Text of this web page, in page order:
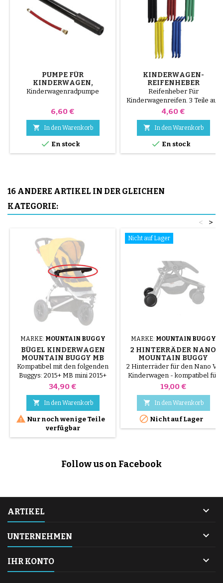
PUMPE FÜR
KINDERWAGEN,
FAHRRAD, ROLLER
Kinderwagenradpumpe
Preis
6,60 €
 In den Warenkorb
 En stock
KINDERWAGEN-
REIFENHEBER
ZUFALLSFARBE 1 SATZ
VON 3 STÜCK
Reifenheber Für
Kinderwagenreifen. 3 Teile aus
hochwertigem Kunststoff,
gelb und blau oder 3 Teile aus
Stahl ( grau ) Die Montage des
Reifens erfolgt ohne Werkzeug
und nur mit der Hand, so dass
Preis
4,60 €
 In den Warenkorb
 En stock
16 ANDERE ARTIKEL IN DER GLEICHEN
KATEGORIE:
>
<
MARKE: MOUNTAIN BUGGY
BÜGEL KINDERWAGEN
MOUNTAIN BUGGY MB
MINI & SWIFT 2015+
Kompatibel mit den folgenden
Buggys: 2015+ MB mini 2015+
swift™
Preis
34,90 €
 In den Warenkorb
 Nur noch wenige Teile
verfügbar
Nicht auf Lager
MARKE: MOUNTAIN BUGGY
2 HINTERRÄDER NANO
MOUNTAIN BUGGY
KINDERWAGEN
2 Hinterräder für den Nano V3
Kinderwagen - kompatibel für
den Nano V1, V2
Preis
19,00 €
 In den Warenkorb
 Nicht auf Lager
Follow us on Facebook
ARTIKEL 
UNTERNEHMEN 
IHR KONTO 